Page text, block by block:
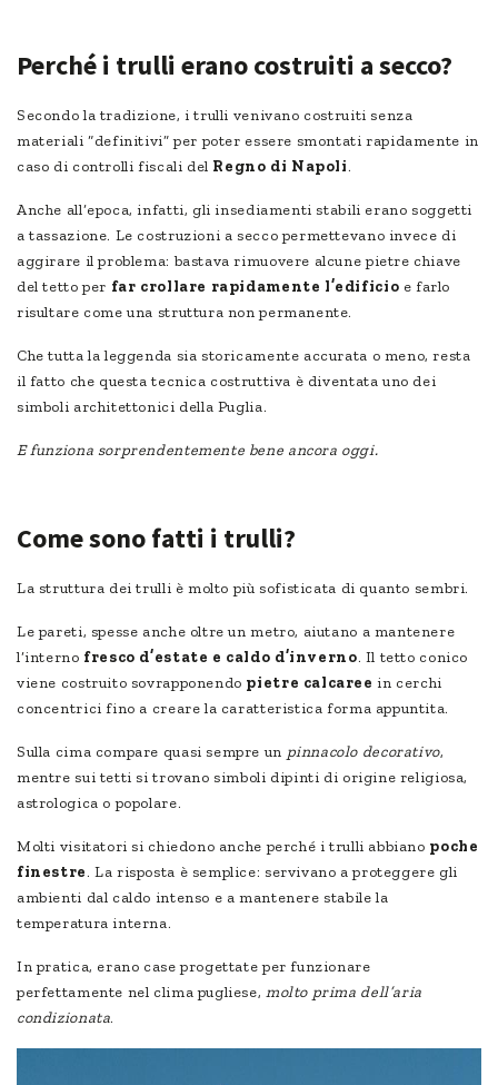
Perché i trulli erano costruiti a secco?
Secondo la tradizione, i trulli venivano costruiti senza
materiali “definitivi” per poter essere smontati rapidamente in
caso di controlli fiscali del Regno di Napoli.
Anche all’epoca, infatti, gli insediamenti stabili erano soggetti
a tassazione. Le costruzioni a secco permettevano invece di
aggirare il problema: bastava rimuovere alcune pietre chiave
del tetto per far crollare rapidamente l’edificio e farlo
risultare come una struttura non permanente.
Che tutta la leggenda sia storicamente accurata o meno, resta
il fatto che questa tecnica costruttiva è diventata uno dei
simboli architettonici della Puglia.
E funziona sorprendentemente bene ancora oggi.
Come sono fatti i trulli?
La struttura dei trulli è molto più sofisticata di quanto sembri.
Le pareti, spesse anche oltre un metro, aiutano a mantenere
l’interno fresco d’estate e caldo d’inverno. Il tetto conico
viene costruito sovrapponendo pietre calcaree in cerchi
concentrici fino a creare la caratteristica forma appuntita.
Sulla cima compare quasi sempre un pinnacolo decorativo,
mentre sui tetti si trovano simboli dipinti di origine religiosa,
astrologica o popolare.
Molti visitatori si chiedono anche perché i trulli abbiano poche
finestre. La risposta è semplice: servivano a proteggere gli
ambienti dal caldo intenso e a mantenere stabile la
temperatura interna.
In pratica, erano case progettate per funzionare
perfettamente nel clima pugliese, molto prima dell’aria
condizionata.